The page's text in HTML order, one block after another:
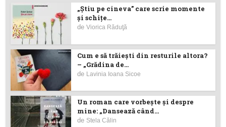
„Știu pe cineva” care scrie momente
și schițe...
deViorica Răduţă
Cum e să trăiești din resturile altora?
– „Grădina de...
de Lavinia Ioana Sicoe
Un roman care vorbește și despre
mine: „Dansează când...
de Stela Călin